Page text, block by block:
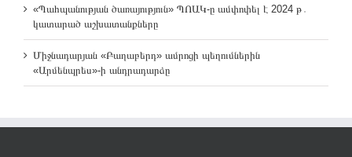
«Պահպանության ծառայություն» ՊՈԱԿ-ը ամփոփել է 2024 թ․
կատարած աշխատանքները
Միջնադարյան «Բաղաբերդ» ամրոցի պեղումներին
«Արմենպրես»-ի անդրադարձը